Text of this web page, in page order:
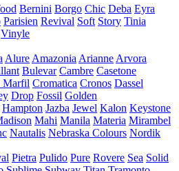
Bernini Borgo Chic Deba Eyra
Parisien Revival Soft Story Tinia
Vinyle
Alure Amazonia Arianne Arvora
Bulevar Cambre Casetone
Marfil Cromatica Cronos Dassel
Drop Fossil Golden
Hampton Jazba Jewel Kalon Keystone
Mahi Manila Materia Mirambel
Nautalis Nebraska Colours Nordik
Pietra Pulido Pure Rovere Sea Solid